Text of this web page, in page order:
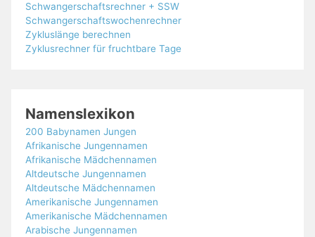
Schwangerschaftsrechner + SSW
Schwangerschaftswochenrechner
Zykluslänge berechnen
Zyklusrechner für fruchtbare Tage
Namenslexikon
200 Babynamen Jungen
Afrikanische Jungennamen
Afrikanische Mädchennamen
Altdeutsche Jungennamen
Altdeutsche Mädchennamen
Amerikanische Jungennamen
Amerikanische Mädchennamen
Arabische Jungennamen